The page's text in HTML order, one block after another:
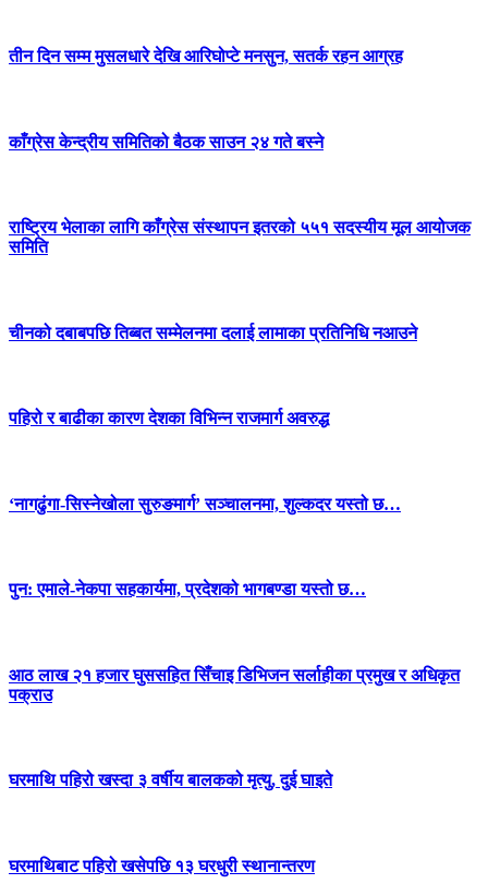
तीन दिन सम्म मुसलधारे देखि आरिघोप्टे मनसुन, सतर्क रहन आग्रह
काँग्रेस केन्द्रीय समितिको बैठक साउन २४ गते बस्ने
राष्ट्रिय भेलाका लागि काँग्रेस संस्थापन इतरको ५५१ सदस्यीय मूल आयोजक
समिति
चीनको दबाबपछि तिब्बत सम्मेलनमा दलाई लामाका प्रतिनिधि नआउने
पहिरो र बाढीका कारण देशका विभिन्न राजमार्ग अवरुद्ध
‘नागढुंगा-सिस्नेखोला सुरुङमार्ग’ सञ्चालनमा, शुल्कदर यस्तो छ…
पुन: एमाले-नेकपा सहकार्यमा, प्रदेशको भागबण्डा यस्तो छ…
आठ लाख २१ हजार घुससहित सिँचाइ डिभिजन सर्लाहीका प्रमुख र अधिकृत
पक्राउ
घरमाथि पहिरो खस्दा ३ वर्षीय बालकको मृत्यु, दुई घाइते
घरमाथिबाट पहिरो खसेपछि १३ घरधुरी स्थानान्तरण